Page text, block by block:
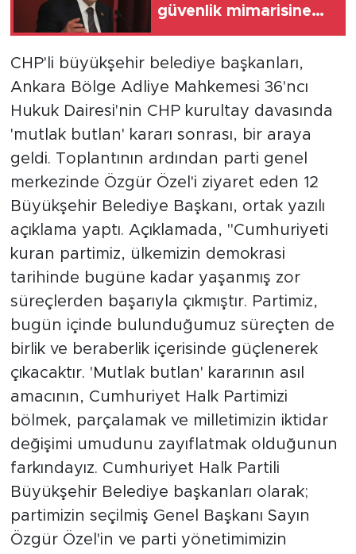
güvenlik mimarisine
CHP'li büyükşehir belediye başkanları,
Ankara Bölge Adliye Mahkemesi 36'ncı
Hukuk Dairesi'nin CHP kurultay davasında
'mutlak butlan' kararı sonrası, bir araya
geldi. Toplantının ardından parti genel
merkezinde Özgür Özel'i ziyaret eden 12
Büyükşehir Belediye Başkanı, ortak yazılı
açıklama yaptı. Açıklamada, "Cumhuriyeti
kuran partimiz, ülkemizin demokrasi
tarihinde bugüne kadar yaşanmış zor
süreçlerden başarıyla çıkmıştır. Partimiz,
bugün içinde bulunduğumuz süreçten de
birlik ve beraberlik içerisinde güçlenerek
çıkacaktır. 'Mutlak butlan' kararının asıl
amacının, Cumhuriyet Halk Partimizi
bölmek, parçalamak ve milletimizin iktidar
değişimi umudunu zayıflatmak olduğunun
farkındayız. Cumhuriyet Halk Partili
Büyükşehir Belediye başkanları olarak;
partimizin seçilmiş Genel Başkanı Sayın
Özgür Özel'in ve parti yönetimimizin